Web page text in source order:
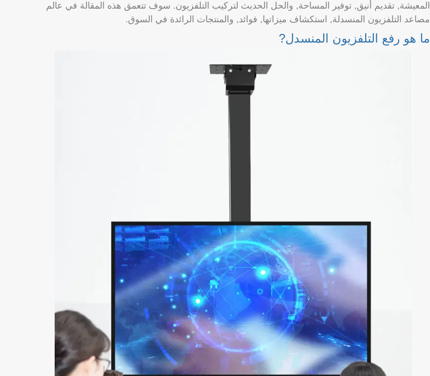
المعيشة, تقديم أنيق, توفير المساحة, والحل الحديث لتركيب التلفزيون. سوف تتعمق هذه المقالة في عالم
مصاعد التلفزيون المنسدلة, استكشاف ميزاتها, فوائد, والمنتجات الرائدة في السوق.
ما هو رفع التلفزيون المنسدل?